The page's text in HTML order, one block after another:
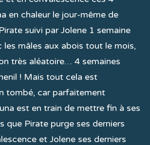
en chaleur le jour-même de
suivi par Jolene 1 semaine
les mâles aux abois tout le mois,
très aléatoire… 4 semaines
! Mais tout cela est
tombé, car parfaitement
est en train de mettre fin à ses
que Pirate purge ses derniers
et Jolene ses derniers